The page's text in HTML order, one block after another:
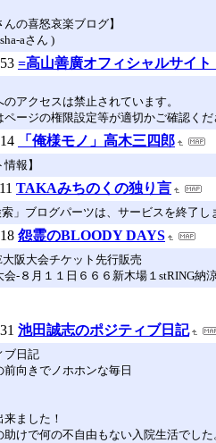
んの喜怒哀楽ブログ】
aさん )
=高山善廣オフィシャルサイト
アクセスは禁止されています。
ページの権限設定等が適切かご確認くだ
「俺様モノ」高木三四郎
報】
TAKAみちのくの独り言
索」ブログパーツは、サービスを終了し
怨霊のBLOODY DAYS
阪大会チケット先行販売
会-８月１１日６６６新木場１stRING納
池田誠志のポジティブ日記
ブ日記
向きでノホホンな毎日
ました！
助けで何の不自由もない入院生活でした